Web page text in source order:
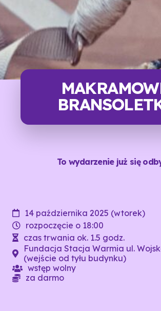
To wydarzenie już się
14 października 2025 (wtorek)
rozpoczęcie o 18:00
czas trwania ok. 1.5 godz.
Fundacja Stacja Warmia ul.
(wejście od tyłu budynku)
wstęp wolny
za darmo